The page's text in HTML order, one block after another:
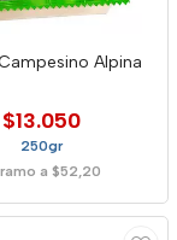
Alpina
$13.050
250gr
a $52,20